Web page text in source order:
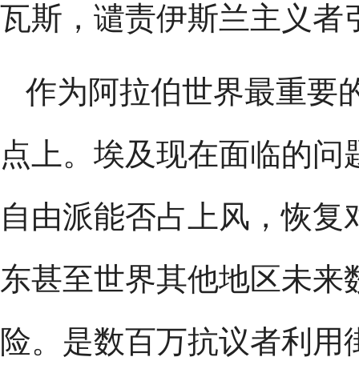
瓦斯，谴责伊斯兰主义者
作为阿拉伯世界最重要
点上。埃及现在面临的
自由派能否占上风，恢
东甚至世界其他地区未
险。是数百万抗议者利